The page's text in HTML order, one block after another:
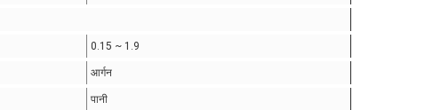
0.15 ~ 1.9
आर्गन
पानी